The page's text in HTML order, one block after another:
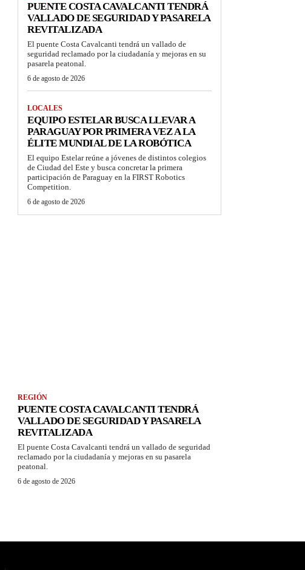
PUENTE COSTA CAVALCANTI TENDRÁ
VALLADO DE SEGURIDAD Y PASARELA
REVITALIZADA
El puente Costa Cavalcanti tendrá un vallado de
seguridad reclamado por la ciudadanía y mejoras en su
pasarela peatonal.
6 de agosto de 2026
LOCALES
EQUIPO ESTELAR BUSCA LLEVAR A
PARAGUAY POR PRIMERA VEZ A LA
ÉLITE MUNDIAL DE LA ROBÓTICA
El equipo Estelar reúne a jóvenes de distintos colegios
de Ciudad del Este y busca concretar la primera
participación de Paraguay en la FIRST Robotics
Competition.
6 de agosto de 2026
REGIÓN
PUENTE COSTA CAVALCANTI TENDRÁ
VALLADO DE SEGURIDAD Y PASARELA
REVITALIZADA
El puente Costa Cavalcanti tendrá un vallado de seguridad
reclamado por la ciudadanía y mejoras en su pasarela
peatonal.
6 de agosto de 2026